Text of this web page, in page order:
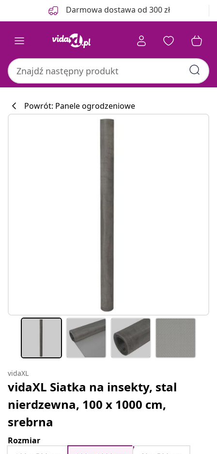
Darmowa dostawa od 300 zł
Powrót: Panele ogrodzeniowe
vidaXL
vidaXL Siatka na insekty, stal
nierdzewna, 100 x 1000 cm,
srebrna
Rozmiar